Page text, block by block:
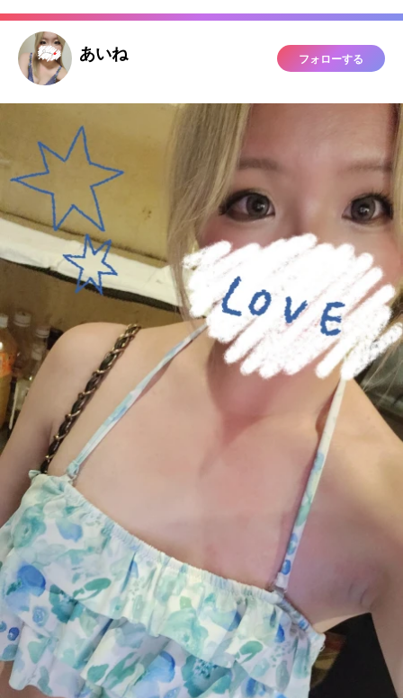
あいね フォローする